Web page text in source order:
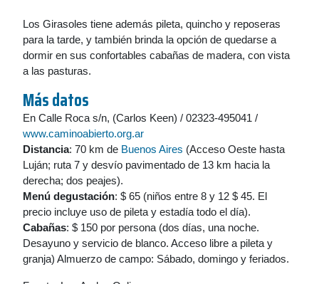
Los Girasoles tiene además pileta, quincho y reposeras
para la tarde, y también brinda la opción de quedarse a
dormir en sus confortables cabañas de madera, con vista
a las pasturas.
Más datos
En Calle Roca s/n, (Carlos Keen) / 02323-495041 /
www.caminoabierto.org.ar
Distancia: 70 km de Buenos Aires (Acceso Oeste hasta
Luján; ruta 7 y desvío pavimentado de 13 km hacia la
derecha; dos peajes).
Menú degustación: $ 65 (niños entre 8 y 12 $ 45. El
precio incluye uso de pileta y estadía todo el día).
Cabañas: $ 150 por persona (dos días, una noche.
Desayuno y servicio de blanco. Acceso libre a pileta y
granja) Almuerzo de campo: Sábado, domingo y feriados.